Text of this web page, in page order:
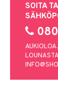
SOITA